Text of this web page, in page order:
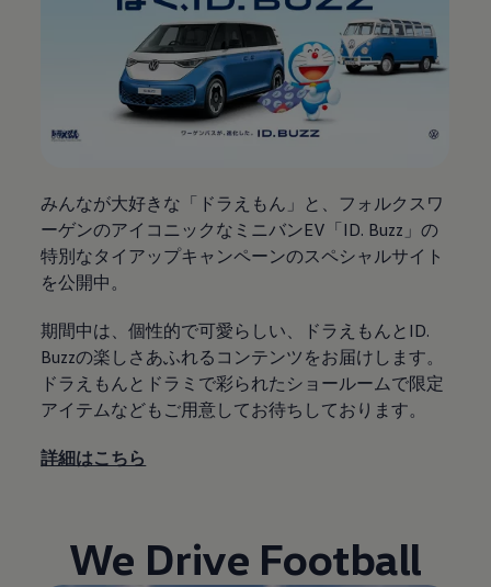
みんなが大好きな「ドラえもん」と、フォルクスワ
ーゲンのアイコニックなミニバンEV「ID. Buzz」の
特別なタイアップキャンペーンのスペシャルサイト
を公開中。
期間中は、個性的で可愛らしい、ドラえもんとID.
Buzzの楽しさあふれるコンテンツをお届けします。
ドラえもんとドラミで彩られたショールームで限定
アイテムなどもご用意してお待ちしております。
詳細はこちら
We Drive Football